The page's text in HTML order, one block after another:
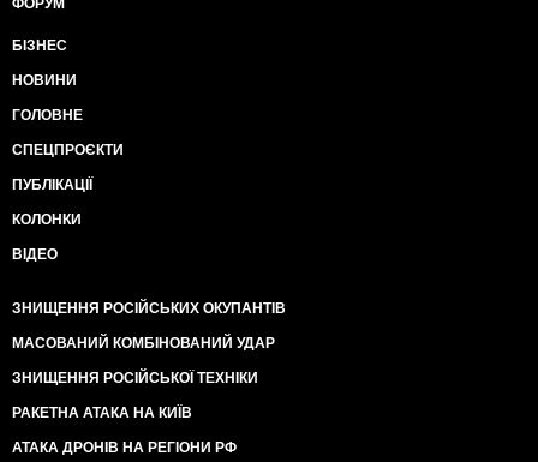
ФОРУМ
БІЗНЕС
НОВИНИ
ГОЛОВНЕ
СПЕЦПРОЄКТИ
ПУБЛІКАЦІЇ
КОЛОНКИ
ВІДЕО
ЗНИЩЕННЯ РОСІЙСЬКИХ ОКУПАНТІВ
МАСОВАНИЙ КОМБІНОВАНИЙ УДАР
ЗНИЩЕННЯ РОСІЙСЬКОЇ ТЕХНІКИ
РАКЕТНА АТАКА НА КИЇВ
АТАКА ДРОНІВ НА РЕГІОНИ РФ